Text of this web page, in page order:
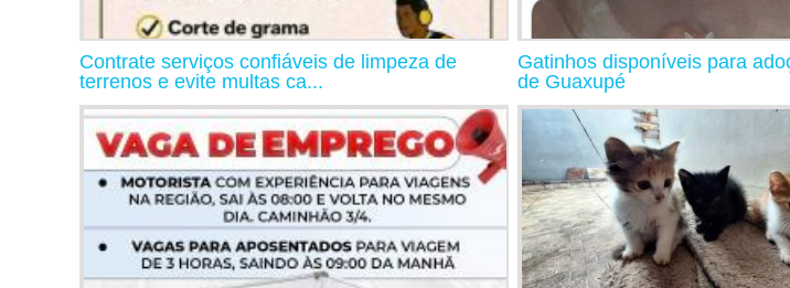
Contrate serviços confiáveis de limpeza de
terrenos e evite multas ca...
Gatinhos disponíveis para
de Guaxupé